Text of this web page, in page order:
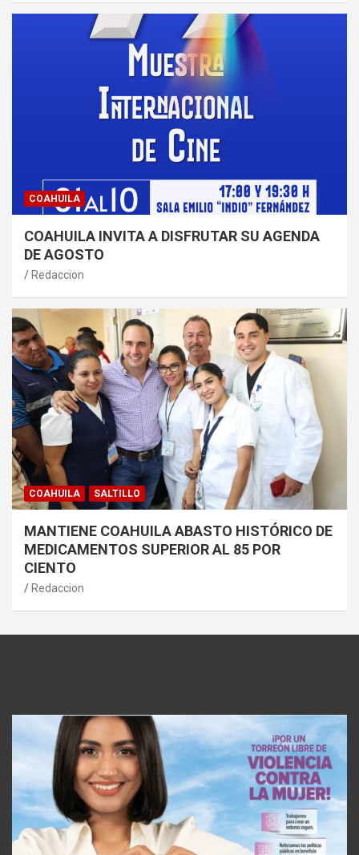
COAHUILA
COAHUILA INVITA A DISFRUTAR SU AGENDA
DE AGOSTO
Redaccion
COAHUILA SALTILLO
MANTIENE COAHUILA ABASTO HISTÓRICO DE
MEDICAMENTOS SUPERIOR AL 85 POR
CIENTO
Redaccion